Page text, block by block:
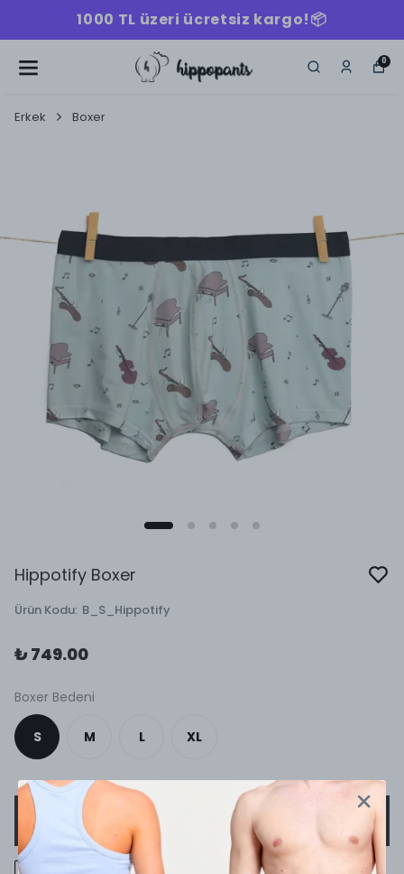
1000 TL üzeri ücretsiz kargo!📦
0
Erkek Boxer
Hippotify Boxer
Ürün Kodu: B_S_Hippotify
₺ 749.00
Boxer Bedeni
S M L XL
SEPETE EKLE
1000 TL üzeri ücretsiz kargo